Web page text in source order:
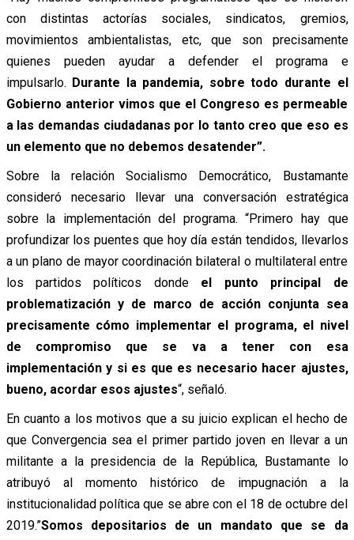
con distintas actorías sociales, sindicatos, gremios,
movimientos ambientalistas, etc, que son precisamente
quienes pueden ayudar a defender el programa e
impulsarlo. Durante la pandemia, sobre todo durante el
Gobierno anterior vimos que el Congreso es permeable
a las demandas ciudadanas por lo tanto creo que eso es
un elemento que no debemos desatender”.
Sobre la relación Socialismo Democrático, Bustamante
consideró necesario llevar una conversación estratégica
sobre la implementación del programa. “Primero hay que
profundizar los puentes que hoy día están tendidos, llevarlos
a un plano de mayor coordinación bilateral o multilateral entre
los partidos políticos donde el punto principal de
problematización y de marco de acción conjunta sea
precisamente cómo implementar el programa, el nivel
de compromiso que se va a tener con esa
implementación y si es que es necesario hacer ajustes,
bueno, acordar esos ajustes“, señaló.
En cuanto a los motivos que a su juicio explican el hecho de
que Convergencia sea el primer partido joven en llevar a un
militante a la presidencia de la República, Bustamante lo
atribuyó al momento histórico de impugnación a la
institucionalidad política que se abre con el 18 de octubre del
2019.”Somos depositarios de un mandato que se da